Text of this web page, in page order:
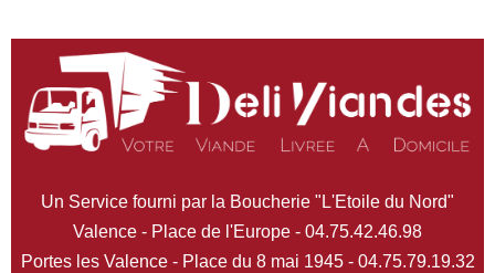
Un Service fourni par la Boucherie "L'Etoile du Nord"
Valence - Place de l'Europe - 04.75.42.46.98
Portes les Valence - Place du 8 mai 1945 - 04.75.79.19.32